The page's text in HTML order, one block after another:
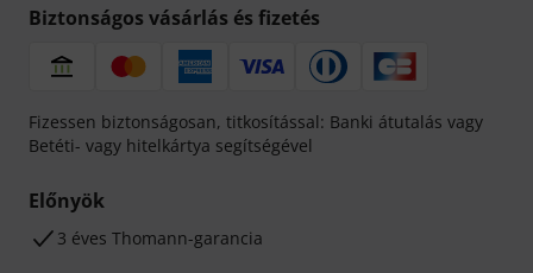
Biztonságos vásárlás és fizetés
Fizessen biztonságosan, titkosítással: Banki átutalás vagy
Betéti- vagy hitelkártya segítségével
Előnyök
3 éves Thomann-garancia